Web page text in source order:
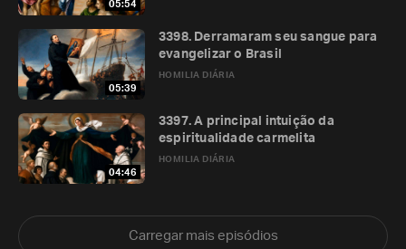
05:54
05:39
HOMILIA DIÁRIA
3398. Derramaram seu sangue para
evangelizar o Brasil
04:46
HOMILIA DIÁRIA
3397. A principal intuição da
espiritualidade carmelita
Carregar mais episódios